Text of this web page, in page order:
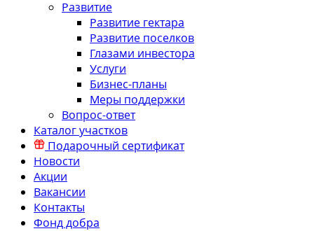
Развитие
Развитие гектара
Развитие поселков
Глазами инвестора
Услуги
Бизнес-планы
Меры поддержки
Вопрос-ответ
Каталог участков
Подарочный сертификат
Новости
Акции
Вакансии
Контакты
Фонд добра